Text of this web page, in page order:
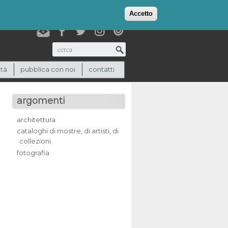
Accetto
(0)
Cerca
pubblica con noi contatti
argomenti
architettura
cataloghi di mostre, di artisti, di
collezioni
fotografia